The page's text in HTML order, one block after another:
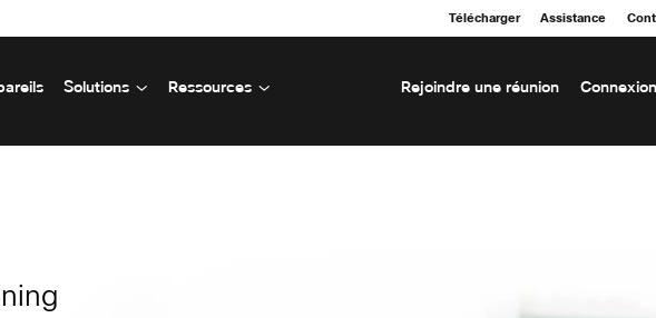
Télécharger Assistance
Solutions Ressources Rejoindre une réunion Connexion